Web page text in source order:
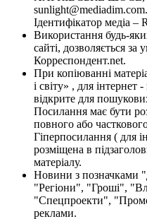
Ідентифікатор медіа –
Використання будь-
сайті, дозволяється
Корреспондент.net.
При копіюванні
і світу» , для
відкрите для
Посилання має бути
повного або
Гіперпосилання ( для
розміщена в
матеріалу.
Новини з позначками
"Регіони", "Гроші",
"Спецпроекти",
реклами.